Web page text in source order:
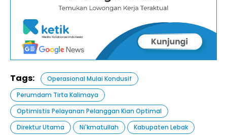
Tags:
Operasional Mulai Kondusif
Perumdam Tirta Kalimaya
Optimistis Pelayanan Pelanggan Kian Optimal
Direktur Utama
Ni'kmatullah
Kabupaten Lebak